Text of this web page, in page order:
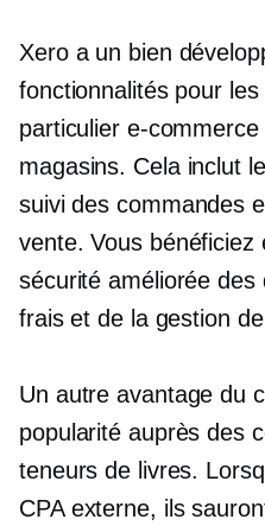
Xero a un bien
fonctionnalités pour
particulier e-commerce
magasins. Cela inclut
suivi des commandes
vente. Vous bénéficiez
sécurité améliorée
frais et de la gestion
Un autre avantage du
popularité auprès des
teneurs de livres.
CPA externe, ils